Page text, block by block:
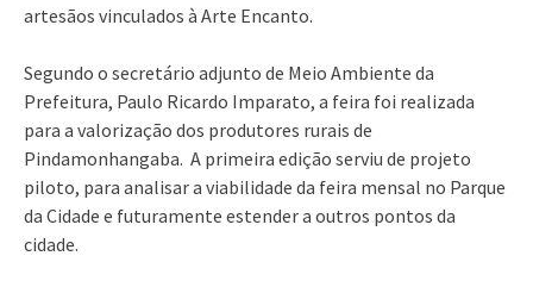
artesãos vinculados à Arte Encanto.
Segundo o secretário adjunto de Meio Ambiente da
Prefeitura, Paulo Ricardo Imparato, a feira foi realizada
para a valorização dos produtores rurais de
Pindamonhangaba. A primeira edição serviu de projeto
piloto, para analisar a viabilidade da feira mensal no Parque
da Cidade e futuramente estender a outros pontos da
cidade.